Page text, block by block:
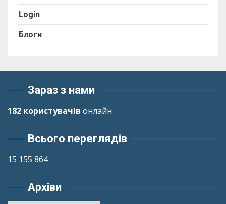
Login
Блоги
Зараз з нами
182 користувачів онлайн
Всього переглядів
15 155 864
Архіви